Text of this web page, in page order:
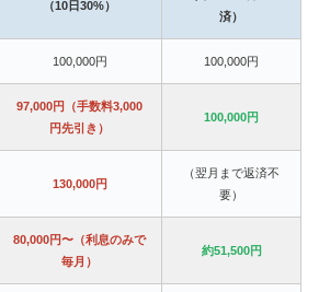
（10日30%）
済）
100,000円 100,000円
97,000円（手数料3,000
円先引き）
100,000円
130,000円
（翌月まで返済不
要）
80,000円〜（利息のみで
毎月）
約51,500円